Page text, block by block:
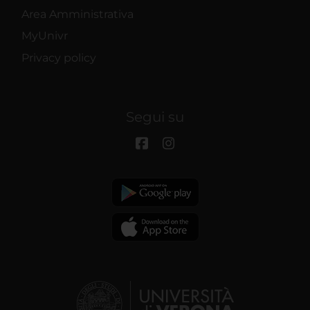
Area Amministrativa
MyUnivr
Privacy policy
Segui su